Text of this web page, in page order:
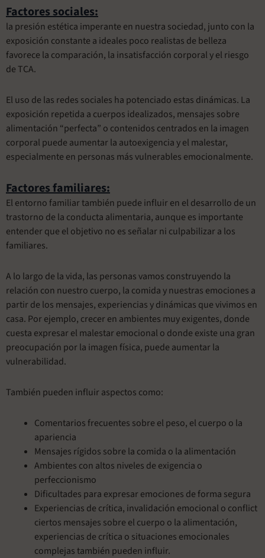
Factores sociales:
la presión estética imperante en nuestra sociedad, junto con la
exposición constante a ideales poco realistas de belleza
favorece la comparación, la insatisfacción corporal y el riesgo
de TCA.
El uso de las redes sociales ha potenciado estas dinámicas. La
exposición repetida a cuerpos idealizados, mensajes sobre
alimentación “perfecta” o contenidos centrados en la imagen
corporal puede aumentar la autoexigencia y el malestar,
especialmente en personas más vulnerables emocionalmente.
Factores familiares:
El entorno familiar también puede influir en el desarrollo de un
trastorno de la conducta alimentaria, aunque es importante
entender que el objetivo no es señalar ni culpabilizar a los
familiares.
A lo largo de la vida, las personas vamos construyendo la
relación con nuestro cuerpo, la comida y nuestras emociones a
partir de los mensajes, experiencias y dinámicas que vivimos en
casa. Por ejemplo, crecer en ambientes muy exigentes, donde
cuesta expresar el malestar emocional o donde existe una gran
preocupación por la imagen física, puede aumentar la
vulnerabilidad.
También pueden influir aspectos como:
Comentarios frecuentes sobre el peso, el cuerpo o la
apariencia
Mensajes rígidos sobre la comida o la alimentación
Ambientes con altos niveles de exigencia o
perfeccionismo
Dificultades para expresar emociones de forma segura
Experiencias de crítica, invalidación emocional o conflict
ciertos mensajes sobre el cuerpo o la alimentación,
experiencias de crítica o situaciones emocionales
complejas también pueden influir.